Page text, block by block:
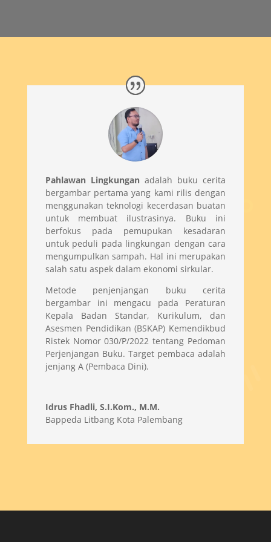
Pahlawan Lingkungan adalah buku cerita
bergambar pertama yang kami rilis dengan
menggunakan teknologi kecerdasan buatan
untuk membuat ilustrasinya. Buku ini
berfokus pada pemupukan kesadaran
untuk peduli pada lingkungan dengan cara
mengumpulkan sampah. Hal ini merupakan
salah satu aspek dalam ekonomi sirkular.
Metode penjenjangan buku cerita
bergambar ini mengacu pada Peraturan
Kepala Badan Standar, Kurikulum, dan
Asesmen Pendidikan (BSKAP) Kemendikbud
Ristek Nomor 030/P/2022 tentang Pedoman
Perjenjangan Buku. Target pembaca adalah
jenjang A (Pembaca Dini).
Idrus Fhadli, S.I.Kom., M.M.
Bappeda Litbang Kota Palembang